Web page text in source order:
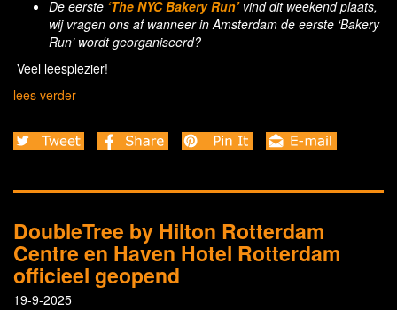
De eerste ‘The NYC Bakery Run’ vind dit weekend plaats,
wij vragen ons af wanneer in Amsterdam de eerste ‘Bakery
Run’ wordt georganiseerd?
Veel leesplezier!
lees verder
DoubleTree by Hilton Rotterdam
Centre en Haven Hotel Rotterdam
officieel geopend
19-9-2025